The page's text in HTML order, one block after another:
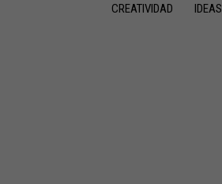
CREATIVIDAD IDEAS